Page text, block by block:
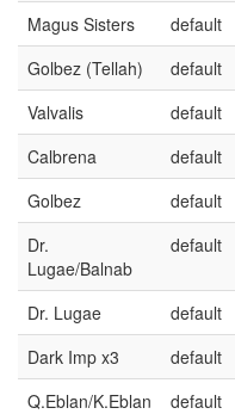
Magus Sisters
default
Golbez (Tellah)
default
Valvalis
default
Calbrena
default
Golbez
default
Dr.
Lugae/Balnab
default
Dr. Lugae default
Dark Imp x3
default
Q.Eblan/K.Eblan
default